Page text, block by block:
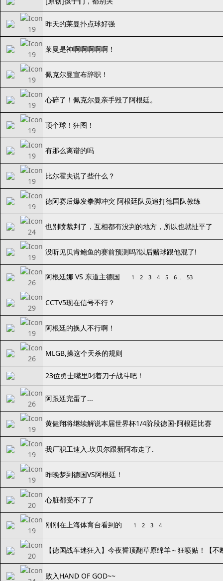
昨天的莱曼扑点球好强
莱曼是神啊啊啊啊啊！
佩克尔曼宣布辞职！
心碎了！佩克尔曼亲手毁了阿根廷。
顶个球！狂图！
有那么离谱的吗
比尔霍夫说了些什么？
德阿赛后爆发拳脚冲突 阿根廷队员追打德国队教练
也别喷裁判了，互相都有没判的地方，所以也就扯平了
没听见贝肯鲍鱼的赛前预测吗?以后赌球跟他混了!
阿根廷娜 VS 东道主德国 1 2 3 4 5 6 .. 53
CCTV5现在信号不行？
阿根廷的换人不行啊！
MLGB,操这个天杀的规则
23位勇士嘴里叼着刀子战斗吧！
阿跟廷完蛋了...
黄健翔将继续解说本届世界杯1/4阶段德国-阿根廷比赛
我厂职工速入.坎贝尔跟新阿布走了.
昨晚梦到德国VS阿根廷！
心脏都受不了了
刚刚在上海体育台看到的 1 2 3 4
【德国战车迷狂入】今夜誓顶翻草原绵羊～狂喷贴！【不
败入HAND OF GOD~~